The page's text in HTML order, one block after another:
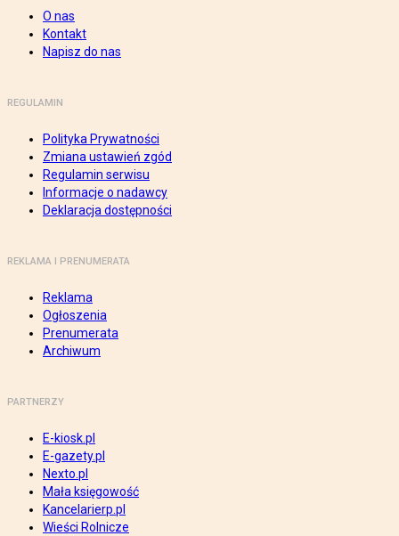
O nas
Kontakt
Napisz do nas
REGULAMIN
Polityka Prywatności
Zmiana ustawień zgód
Regulamin serwisu
Informacje o nadawcy
Deklaracja dostępności
REKLAMA I PRENUMERATA
Reklama
Ogłoszenia
Prenumerata
Archiwum
PARTNERZY
E-kiosk.pl
E-gazety.pl
Nexto.pl
Mała księgowość
Kancelarierp.pl
Wieści Rolnicze